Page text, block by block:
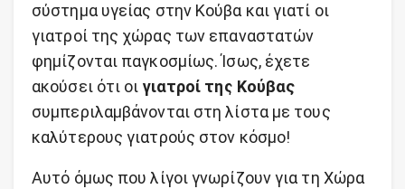
σύστημα υγείας στην Κούβα και γιατί οι
γιατροί της χώρας των επαναστατών
φημίζονται παγκοσμίως. Ίσως, έχετε
ακούσει ότι οι γιατροί της Κούβας
συμπεριλαμβάνονται στη λίστα με τους
καλύτερους γιατρούς στον κόσμο!
Αυτό όμως που λίγοι γνωρίζουν για τη Χώρα